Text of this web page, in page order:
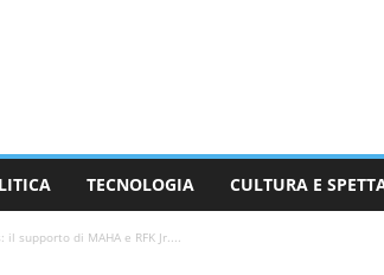
TECNOLOGIA CULTURA E
supporto di MAHA e RFK Jr....